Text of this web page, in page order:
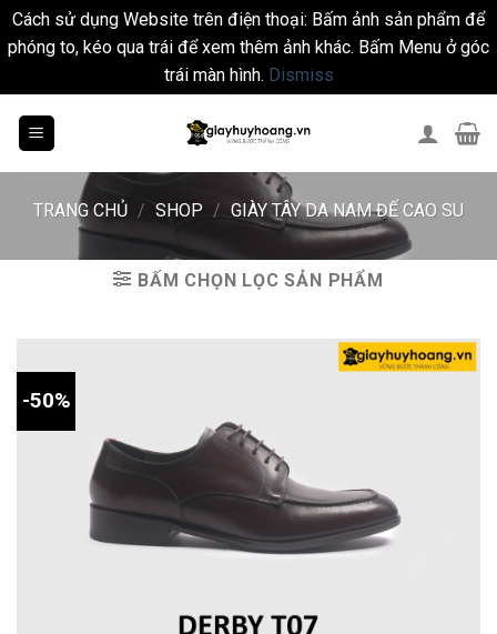
Cách sử dụng Website trên điện thoại: Bấm ảnh sản phẩm để
phóng to, kéo qua trái để xem thêm ảnh khác. Bấm Menu ở góc
trái màn hình. Dismiss
TRANG CHỦ / SHOP / GIÀY TÂY DA NAM ĐẾ CAO SU
BẤM CHỌN LỌC SẢN PHẨM
-50%